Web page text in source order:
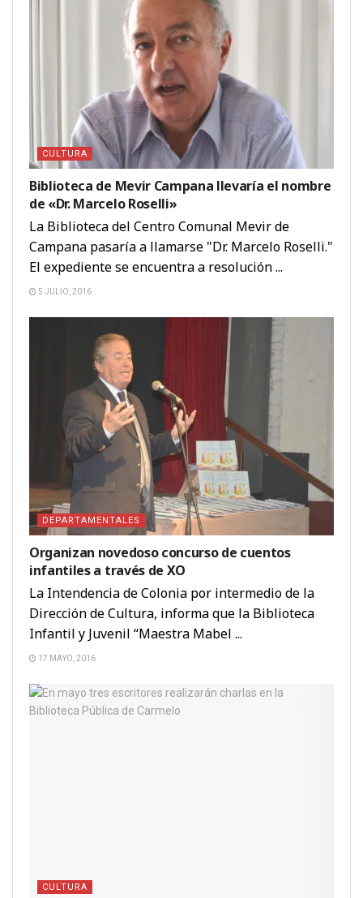
CULTURA
Biblioteca de Mevir Campana llevaría el nombre
de «Dr. Marcelo Roselli»
La Biblioteca del Centro Comunal Mevir de
Campana pasaría a llamarse "Dr. Marcelo Roselli."
El expediente se encuentra a resolución ...
5 JULIO, 2016
DEPARTAMENTALES
Organizan novedoso concurso de cuentos
infantiles a través de XO
La Intendencia de Colonia por intermedio de la
Dirección de Cultura, informa que la Biblioteca
Infantil y Juvenil “Maestra Mabel ...
17 MAYO, 2016
CULTURA